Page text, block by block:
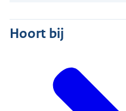
Hoort bij